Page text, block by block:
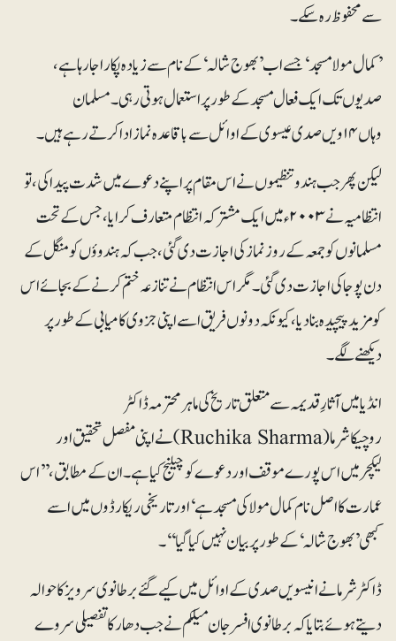
سے محفوظ رہ سکے۔
’کمال مولا مسجد‘ جسے اب’بھوج شالہ‘کے نام سے زیادہ پکارا جارہا ہے،
صدیوں تک ایک فعال مسجد کے طور پر استعمال ہوتی رہی۔مسلمان
وہاں ۱۴ویں صدی عیسوی کے اوائل سے باقاعدہ نماز ادا کرتے رہے ہیں۔
لیکن پھر جب ہندو تنظیموں نے اس مقام پر اپنے دعوے میں شدت پیدا کی، تو
انتظامیہ نے ۲۰۰۳ء میں ایک مشترکہ انتظام متعارف کرایا، جس کے تحت
مسلمانوں کو جمعہ کے روز نماز کی اجازت دی گئی، جب کہ ہندوؤں کو منگل کے
دن پوجا کی اجازت دی گئی۔مگر اس انتظام نے تنازعہ ختم کرنے کے بجائے اس
کو مزید پیچیدہ بنا دیا، کیونکہ دونوں فریق اسے اپنی جزوی کامیابی کے طور پر
دیکھنے لگے۔
انڈیا میں آثارِ قدیمہ سے متعلق تاریخ کی ماہر محترمہ ڈاکٹر
روچیکا شرما (Ruchika Sharma) نے اپنی مفصل تحقیق اور
لیکچر میں اس پورے موقف اور دعوے کو چیلنج کیا ہے۔ان کے مطابق، ’’اس
عمارت کا اصل نام کمال مولا کی مسجد ہے‘اور تاریخی ریکارڈوں میں اسے
کبھی’بھوج شالہ‘کے طور پر بیان نہیں کیا گیا‘‘۔
ڈاکٹر شرما نے انیسویں صدی کے اوائل میں کیے گئے برطانوی سرویز کا حوالہ
دیتے ہوئے بتایا کہ برطانوی افسر جان میلکم نے جب دھار کا تفصیلی سروے